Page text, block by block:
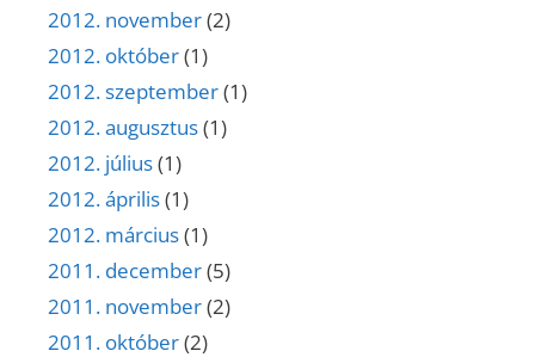
2012. november(2)
2012. október(1)
2012. szeptember(1)
2012. augusztus(1)
2012. július(1)
2012. április(1)
2012. március(1)
2011. december(5)
2011. november(2)
2011. október(2)